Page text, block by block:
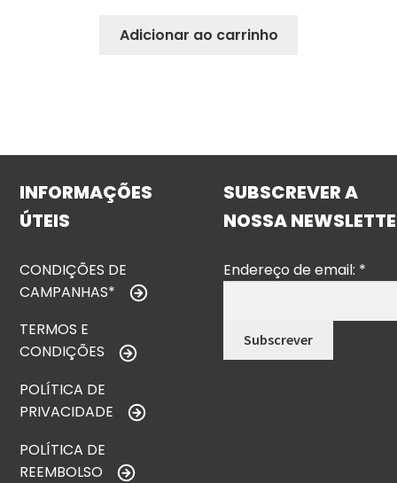
Adicionar ao carrinho
INFORMAÇÕES
ÚTEIS
CONDIÇÕES DE
CAMPANHAS*
TERMOS E
CONDIÇÕES
POLÍTICA DE
PRIVACIDADE
POLÍTICA DE
REEMBOLSO
SUBSCREVER A
NOSSA
Endereço de email: *